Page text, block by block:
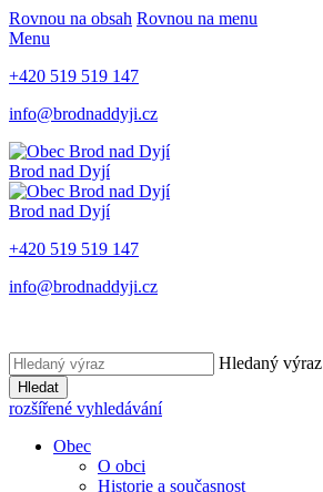
Rovnou na obsah Rovnou na menu
Menu
+420 519 519 147
info@brodnaddyji.cz
Brod nad Dyjí
Brod nad Dyjí
+420 519 519 147
info@brodnaddyji.cz
Hledaný výraz
Hledat
rozšířené vyhledávání
Obec
O obci
Historie a současnost